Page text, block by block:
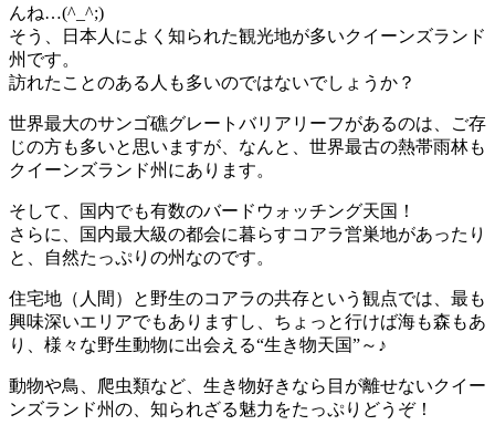
んね…(^_^;)
そう、日本人によく知られた観光地が多いクイーンズランド
州です。
訪れたことのある人も多いのではないでしょうか？
世界最大のサンゴ礁グレートバリアリーフがあるのは、ご存
じの方も多いと思いますが、なんと、世界最古の熱帯雨林も
クイーンズランド州にあります。
そして、国内でも有数のバードウォッチング天国！
さらに、国内最大級の都会に暮らすコアラ営巣地があったり
と、自然たっぷりの州なのです。
住宅地（人間）と野生のコアラの共存という観点では、最も
興味深いエリアでもありますし、ちょっと行けば海も森もあ
り、様々な野生動物に出会える“生き物天国”～♪
動物や鳥、爬虫類など、生き物好きなら目が離せないクイー
ンズランド州の、知られざる魅力をたっぷりどうぞ！